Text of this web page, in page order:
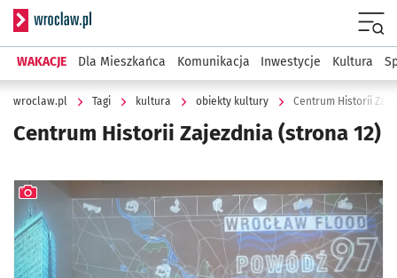
Serwis informacyjny wroclaw.pl
WAKACJE Dla Mieszkańca Komunikacja Inwestycje Kultura
wroclaw.pl Tagi kultura obiekty kultury Centrum Historii
Centrum Historii Zajezdnia (strona 12)